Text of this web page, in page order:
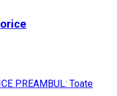
PREAMBUL: Toate